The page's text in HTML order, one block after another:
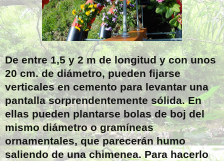
De entre 1,5 y 2 m de longitud y con unos
20 cm. de diámetro, pueden fijarse
verticales en cemento para levantar una
pantalla sorprendentemente sólida. En
ellas pueden plantarse bolas de boj del
mismo diámetro o gramíneas
ornamentales, que parecerán humo
saliendo de una chimenea. Para hacerlo